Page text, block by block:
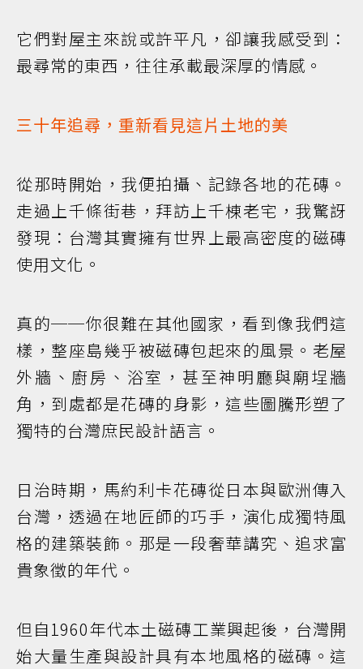
它們對屋主來說或許平凡，卻讓我感受到：
最尋常的東西，往往承載最深厚的情感。
三十年追尋，重新看見這片土地的美
從那時開始，我便拍攝、記錄各地的花磚。
走過上千條街巷，拜訪上千棟老宅，我驚訝
發現：台灣其實擁有世界上最高密度的磁磚
使用文化。
真的──你很難在其他國家，看到像我們這
樣，整座島幾乎被磁磚包起來的風景。老屋
外牆、廚房、浴室，甚至神明廳與廟埕牆
角，到處都是花磚的身影，這些圖騰形塑了
獨特的台灣庶民設計語言。
日治時期，馬約利卡花磚從日本與歐洲傳入
台灣，透過在地匠師的巧手，演化成獨特風
格的建築裝飾。那是一段奢華講究、追求富
貴象徵的年代。
但自1960年代本土磁磚工業興起後，台灣開
始大量生產與設計具有本地風格的磁磚。這